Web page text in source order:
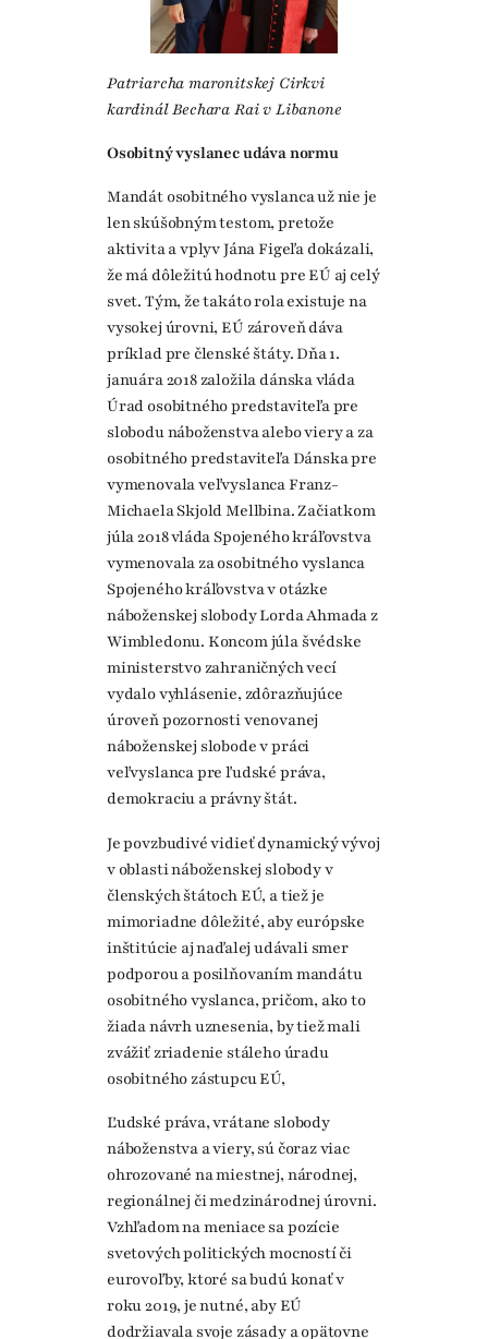
Patriarcha maronitskej Cirkvi
kardinál Bechara Rai v Libanone
Osobitný vyslanec udáva normu
Mandát osobitného vyslanca už nie je
len skúšobným testom, pretože
aktivita a vplyv Jána Figeľa dokázali,
že má dôležitú hodnotu pre EÚ aj celý
svet. Tým, že takáto rola existuje na
vysokej úrovni, EÚ zároveň dáva
príklad pre členské štáty. Dňa 1.
januára 2018 založila dánska vláda
Úrad osobitného predstaviteľa pre
slobodu náboženstva alebo viery a za
osobitného predstaviteľa Dánska pre
vymenovala veľvyslanca Franz-
Michaela Skjold Mellbina. Začiatkom
júla 2018 vláda Spojeného kráľovstva
vymenovala za osobitného vyslanca
Spojeného kráľovstva v otázke
náboženskej slobody Lorda Ahmada z
Wimbledonu. Koncom júla švédske
ministerstvo zahraničných vecí
vydalo vyhlásenie, zdôrazňujúce
úroveň pozornosti venovanej
náboženskej slobode v práci
veľvyslanca pre ľudské práva,
demokraciu a právny štát.
Je povzbudivé vidieť dynamický vývoj
v oblasti náboženskej slobody v
členských štátoch EÚ, a tiež je
mimoriadne dôležité, aby európske
inštitúcie aj naďalej udávali smer
podporou a posilňovaním mandátu
osobitného vyslanca, pričom, ako to
žiada návrh uznesenia, by tiež mali
zvážiť zriadenie stáleho úradu
osobitného zástupcu EÚ,
Ľudské práva, vrátane slobody
náboženstva a viery, sú čoraz viac
ohrozované na miestnej, národnej,
regionálnej či medzinárodnej úrovni.
Vzhľadom na meniace sa pozície
svetových politických mocností či
eurovoľby, ktoré sa budú konať v
roku 2019, je nutné, aby EÚ
dodržiavala svoje zásady a opätovne